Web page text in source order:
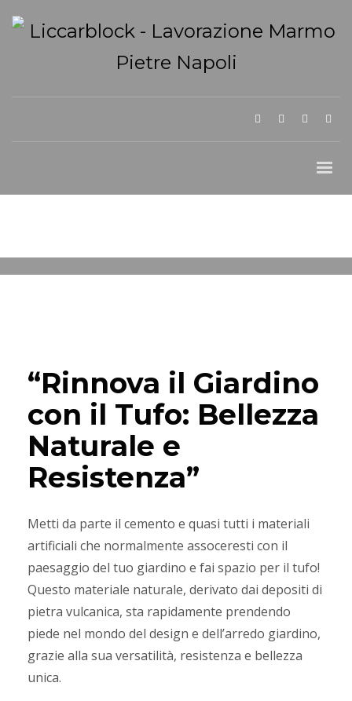
“Rinnova il Giardino
con il Tufo: Bellezza
Naturale e
Resistenza”
Metti da parte il cemento e quasi tutti i materiali
artificiali che normalmente assoceresti con il
paesaggio del tuo giardino e fai spazio per il tufo!
Questo materiale naturale, derivato dai depositi di
pietra vulcanica, sta rapidamente prendendo
piede nel mondo del design e dell’arredo giardino,
grazie alla sua versatilità, resistenza e bellezza
unica.